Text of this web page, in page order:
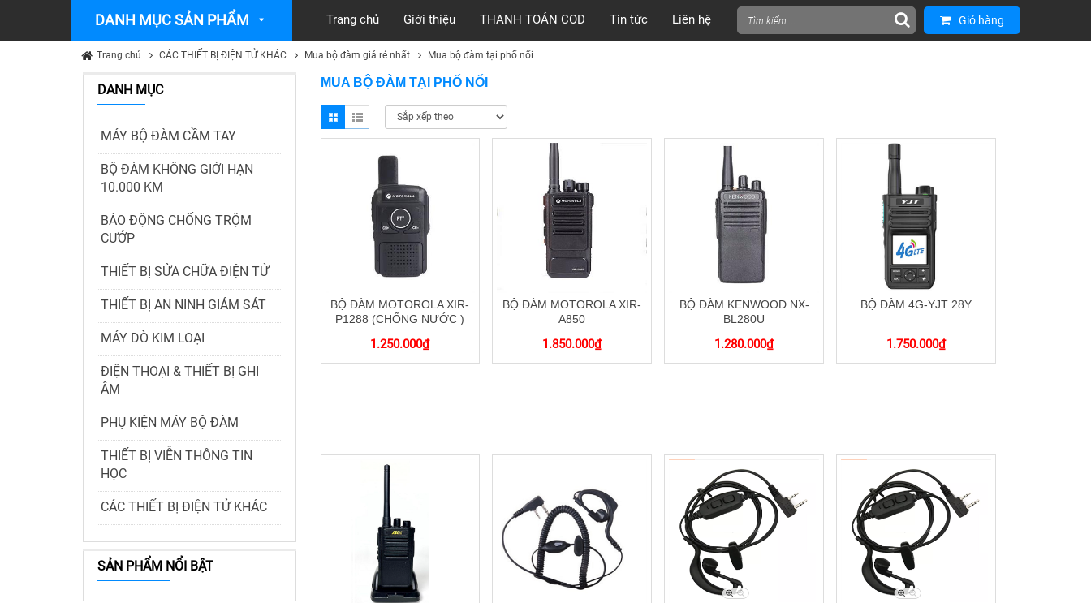
DANH MỤC SẢN PHẨM Trang chủ Giới thiệu THANH TOÁN COD Tin tức Liên hệ Giỏ hàng
Trang chủ CÁC THIẾT BỊ ĐIỆN TỬ KHÁC Mua bộ đàm giá rẻ nhất Mua bộ đàm tại phố nối
DANH MỤC
MÁY BỘ ĐÀM CẦM TAY
BỘ ĐÀM KHÔNG GIỚI HẠN
10.000 KM
BÁO ĐỘNG CHỐNG TRỘM
CƯỚP
THIẾT BỊ SỬA CHỮA ĐIỆN TỬ
THIẾT BỊ AN NINH GIÁM SÁT
MÁY DÒ KIM LOẠI
ĐIỆN THOẠI & THIẾT BỊ GHI
ÂM
PHỤ KIỆN MÁY BỘ ĐÀM
THIẾT BỊ VIỄN THÔNG TIN
HỌC
CÁC THIẾT BỊ ĐIỆN TỬ KHÁC
SẢN PHẨM NỔI BẬT
MUA BỘ ĐÀM TẠI PHỐ NỐI
BỘ ĐÀM MOTOROLA XIR-
P1288 (CHỐNG NƯỚC )
1.250.000₫
BỘ ĐÀM MOTOROLA XIR-
A850
1.850.000₫
BỘ ĐÀM KENWOOD NX-
BL280U
1.280.000₫
BỘ ĐÀM 4G-YJT 28Y
1.750.000₫